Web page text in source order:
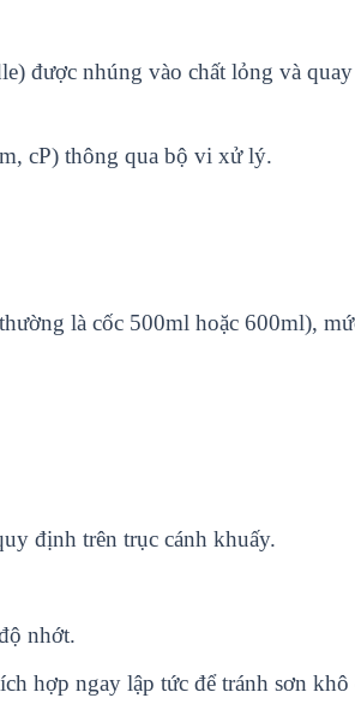
được nhúng vào chất lỏng và
cP) thông qua bộ vi xử lý.
là cốc 500ml hoặc 600ml),
định trên trục cánh khuấy.
nhớt.
hợp ngay lập tức để tránh sơn khô